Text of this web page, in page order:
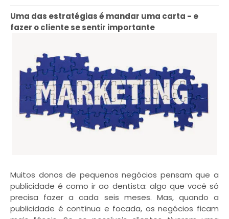
Uma das estratégias é mandar uma carta - e
fazer o cliente se sentir importante
Muitos donos de pequenos negócios pensam que a
publicidade é como ir ao dentista: algo que você só
precisa fazer a cada seis meses. Mas, quando a
publicidade é contínua e focada, os negócios ficam